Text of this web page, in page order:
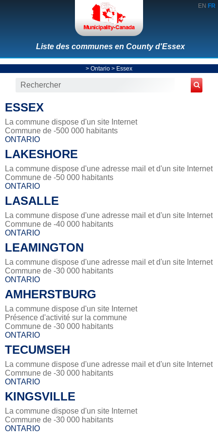
EN FR
Liste des communes en County d'Essex
> Ontario > Essex
ESSEX
La commune dispose d'un site Internet
Commune de -500 000 habitants
ONTARIO
LAKESHORE
La commune dispose d'une adresse mail et d'un site Internet
Commune de -50 000 habitants
ONTARIO
LASALLE
La commune dispose d'une adresse mail et d'un site Internet
Commune de -40 000 habitants
ONTARIO
LEAMINGTON
La commune dispose d'une adresse mail et d'un site Internet
Commune de -30 000 habitants
ONTARIO
AMHERSTBURG
La commune dispose d'un site Internet
Présence d'activité sur la commune
Commune de -30 000 habitants
ONTARIO
TECUMSEH
La commune dispose d'une adresse mail et d'un site Internet
Commune de -30 000 habitants
ONTARIO
KINGSVILLE
La commune dispose d'un site Internet
Commune de -30 000 habitants
ONTARIO